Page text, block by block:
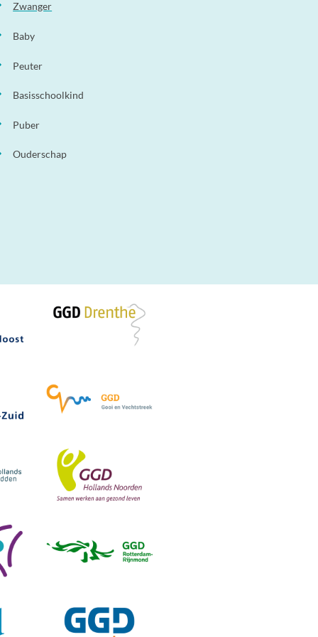
Zwanger
Baby
Peuter
Basisschoolkind
Puber
Ouderschap